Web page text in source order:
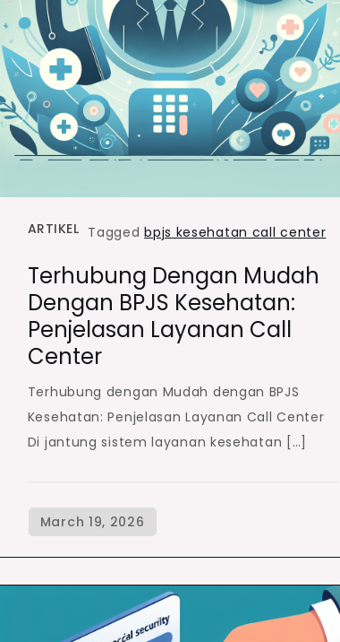
ARTIKEL Taggedbpjs kesehatan call center
Terhubung Dengan Mudah
Dengan BPJS Kesehatan:
Penjelasan Layanan Call
Center
Terhubung dengan Mudah dengan BPJS
Kesehatan: Penjelasan Layanan Call Center
Di jantung sistem layanan kesehatan […]